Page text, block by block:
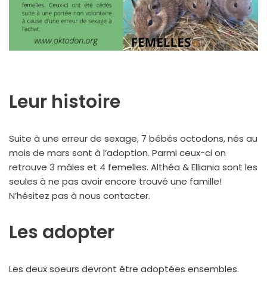
Leur histoire
Suite à une erreur de sexage, 7 bébés octodons, nés au
mois de mars sont à l’adoption. Parmi ceux-ci on
retrouve 3 mâles et 4 femelles. Althéa & Elliania sont les
seules à ne pas avoir encore trouvé une famille!
N’hésitez pas à nous contacter.
Les adopter
Les deux soeurs devront être adoptées ensembles.